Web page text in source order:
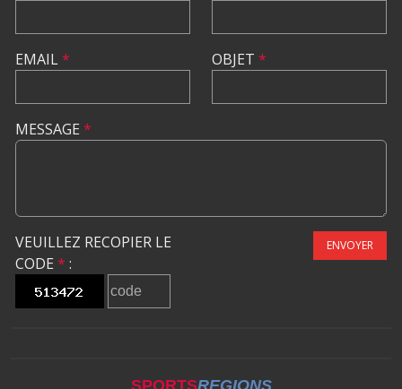
EMAIL* OBJET *
MESSAGE *
VEUILLEZ RECOPIER LE
CODE * :
ENVOYER
SPORTSREGIONS